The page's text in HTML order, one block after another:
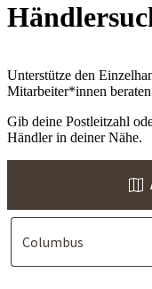
Unterstütze den
Mitarbeiter*innen
Gib deine Postleitzahl
Händler in deiner Nähe.